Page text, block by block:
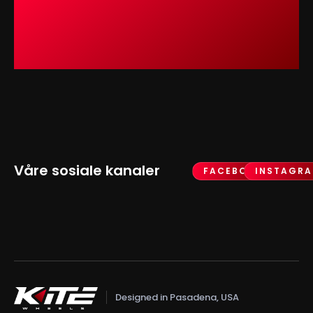
Våre sosiale kanaler FACEBOOK
Designed in Pasadena, USA